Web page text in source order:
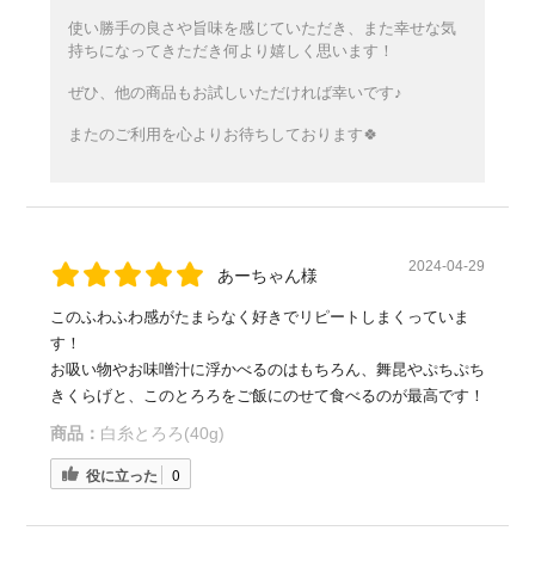
使い勝手の良さや旨味を感じていただき、また幸せな気
持ちになってきただき何より嬉しく思います！
ぜひ、他の商品もお試しいただければ幸いです♪
またのご利用を心よりお待ちしております🍀
あーちゃん様 2024-04-29
このふわふわ感がたまらなく好きでリピートしまくっていま
す！
お吸い物やお味噌汁に浮かべるのはもちろん、舞昆やぷちぷち
きくらげと、このとろろをご飯にのせて食べるのが最高です！
商品： 白糸とろろ(40g)
役に立った 0